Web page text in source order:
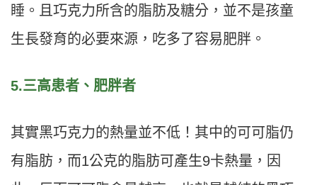
睡。且巧克力所含的脂肪及糖分，並不是孩童
生長發育的必要來源，吃多了容易肥胖。
5.三高患者、肥胖者
其實黑巧克力的熱量並不低！其中的可可脂仍
有脂肪，而1公克的脂肪可產生9卡熱量，因